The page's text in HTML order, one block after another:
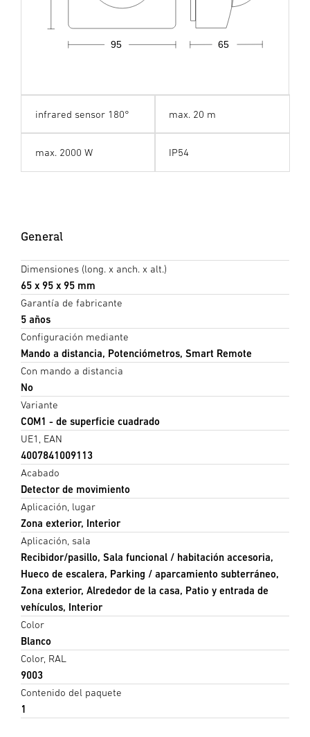
65
95
infrared sensor 180° max. 20 m
max. 2000 W IP54
General
Dimensiones (long. x anch. x alt.)
65 x 95 x 95 mm
Garantía de fabricante
5 años
Configuración mediante
Mando a distancia, Potenciómetros, Smart Remote
Con mando a distancia
No
Variante
COM1 - de superficie cuadrado
UE1, EAN
4007841009113
Acabado
Detector de movimiento
Aplicación, lugar
Zona exterior, Interior
Aplicación, sala
Recibidor/pasillo, Sala funcional / habitación accesoria,
Hueco de escalera, Parking / aparcamiento subterráneo,
Zona exterior, Alrededor de la casa, Patio y entrada de
vehículos, Interior
Color
Blanco
Color, RAL
9003
Contenido del paquete
1